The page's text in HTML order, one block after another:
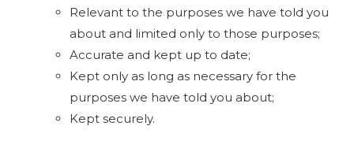
Relevant to the purposes we have told you
about and limited only to those purposes;
Accurate and kept up to date;
Kept only as long as necessary for the
purposes we have told you about;
Kept securely.